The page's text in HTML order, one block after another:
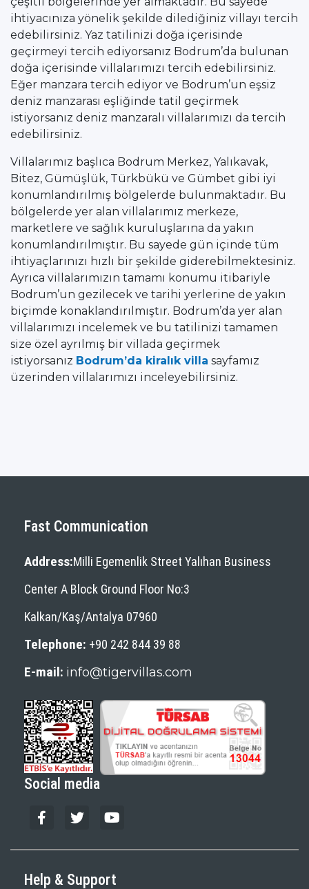
ihtiyacınıza yönelik şekilde dilediğiniz villayı tercih
edebilirsiniz. Yaz tatilinizi doğa içerisinde
geçirmeyi tercih ediyorsanız Bodrum’da bulunan
doğa içerisinde villalarımızı tercih edebilirsiniz.
Eğer manzara tercih ediyor ve Bodrum’un eşsiz
deniz manzarası eşliğinde tatil geçirmek
istiyorsanız deniz manzaralı villalarımızı da tercih
edebilirsiniz.
Villalarımız başlıca Bodrum Merkez, Yalıkavak,
Bitez, Gümüşlük, Türkbükü ve Gümbet gibi iyi
konumlandırılmış bölgelerde bulunmaktadır. Bu
bölgelerde yer alan villalarımız merkeze,
marketlere ve sağlık kuruluşlarına da yakın
konumlandırılmıştır. Bu sayede gün içinde tüm
ihtiyaçlarınızı hızlı bir şekilde giderebilmektesiniz.
Ayrıca villalarımızın tamamı konumu itibariyle
Bodrum’un gezilecek ve tarihi yerlerine de yakın
biçimde konaklandırılmıştır. Bodrum’da yer alan
villalarımızı incelemek ve bu tatilinizi tamamen
size özel ayrılmış bir villada geçirmek
istiyorsanız Bodrum’da kiralık villa sayfamız
üzerinden villalarımızı inceleyebilirsiniz.
Fast Communication
Address:Milli Egemenlik Street Yalıhan Business
Center A Block Ground Floor No:3
Kalkan/Kaş/Antalya 07960
Telephone: +90 242 844 39 88
E-mail: info@tigervillas.com
Social media
Help & Support